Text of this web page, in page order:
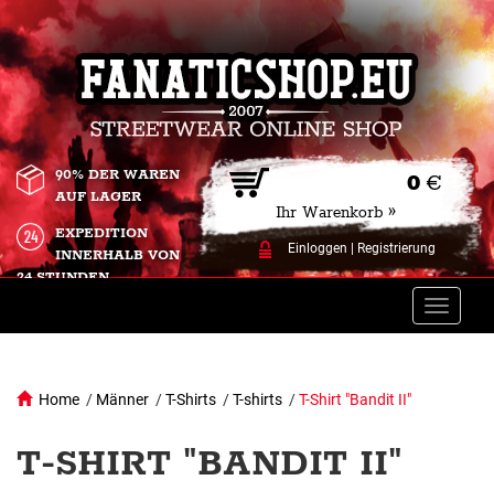
0 €
Ihr Warenkorb »
Einloggen Registrierung
90% DER WAREN
AUF LAGER
EXPEDITION
INNERHALB VON
24 STUNDEN.
Toggle
Home / Männer /T-Shirts /T-shirts /T-Shirt "Bandit II"
T-SHIRT "BANDIT II"